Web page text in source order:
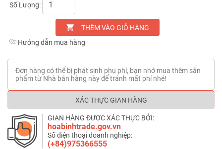
Số Lượng:
THÊM VÀO GIỎ HÀNG
Hướng dẫn mua hàng
Đơn hàng có thể bị phát sinh phụ phí, bạn nhớ mua thêm sản
phẩm từ Nhà bán hàng này để tránh mất phí nhé!
XÁC THỰC GIAN HÀNG
GIAN HÀNG ĐƯỢC XÁC THỰC BỞI:
hoabinhtrade.gov.vn
Số điện thoại doanh nghiệp:
(+84)975366555